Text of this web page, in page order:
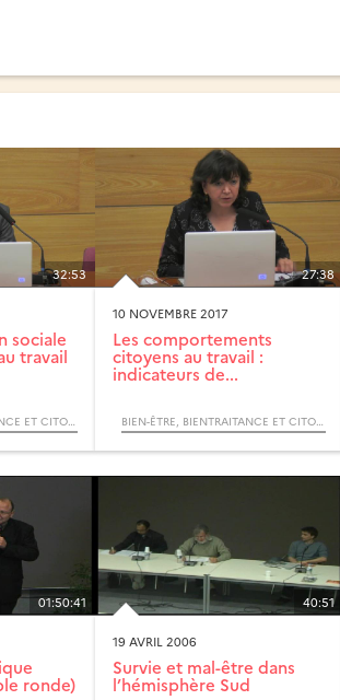
32:53
sociale
travail
BIEN-ÊTRE, BIENTRAITANCE ET CITOYENNETÉ AU TRAVAIL
27:38
10 NOVEMBRE 2017
Les comportements
citoyens au travail :
indicateurs de...
BIEN-ÊTRE, BIENTRAITANCE ET CITOYENNETÉ AU TRAVAIL
01:50:41
ronde)
40:51
19 AVRIL 2006
Survie et mal-être dans
l’hémisphère Sud